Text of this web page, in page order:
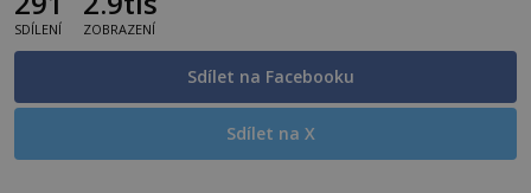
SDÍLENÍ ZOBRAZENÍ
Sdílet na Facebooku
Sdílet na X